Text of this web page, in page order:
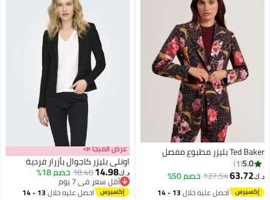
Ted Baker بليزر مطبوع مفصل
5.0
1
د.ك‏63.72
127.54خصم 50%
احصل عليه خلال 13 - 14
عرض الميجا 📣
اونلي بليزر كاجوال بأزرار فردية
د.ك‏14.98
18.40خصم 18%
أقل سعر في 7 يوم
أقل سعر في 7 يوماحصل عليه خلال 13 - 14